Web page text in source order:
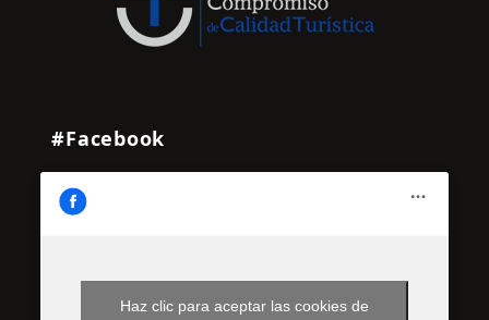
#Facebook
Haz clic para aceptar las cookies de